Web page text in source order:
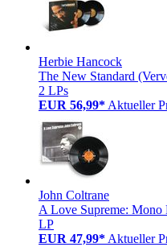
Herbie Hancock
The New Standard
2 LPs
EUR 56,99* Aktueller
John Coltrane
A Love Supreme: Mono
LP
EUR 47,99* Aktueller